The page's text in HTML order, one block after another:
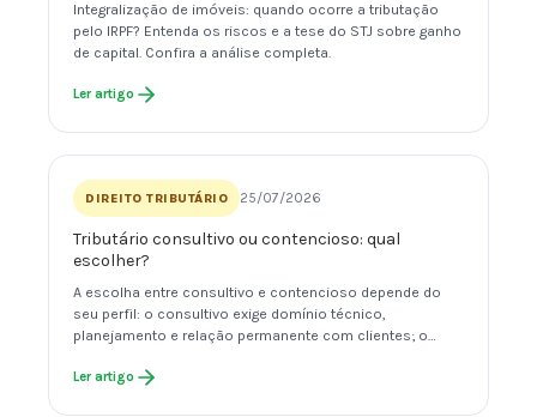
Integralização de imóveis: quando ocorre a tributação
pelo IRPF? Entenda os riscos e a tese do STJ sobre ganho
de capital. Confira a análise completa.
Ler artigo
DIREITO TRIBUTÁRIO 25/07/2026
Tributário consultivo ou contencioso: qual
escolher?
A escolha entre consultivo e contencioso depende do
seu perfil: o consultivo exige domínio técnico,
planejamento e relação permanente com clientes; o…
Ler artigo